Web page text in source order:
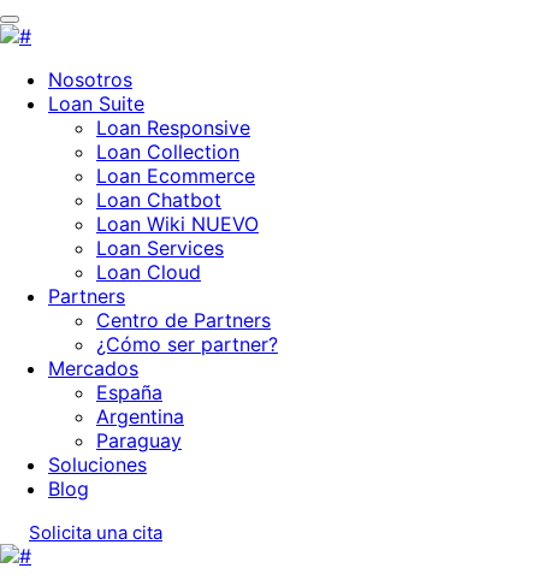
Nosotros
Loan Suite
Loan Responsive
Loan Collection
Loan Ecommerce
Loan Chatbot
Loan Wiki NUEVO
Loan Services
Loan Cloud
Partners
Centro de Partners
¿Cómo ser partner?
Mercados
España
Argentina
Paraguay
Soluciones
Blog
Solicita una cita